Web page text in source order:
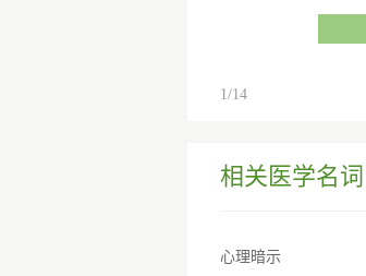
1/14
相关医学名词
心理暗示